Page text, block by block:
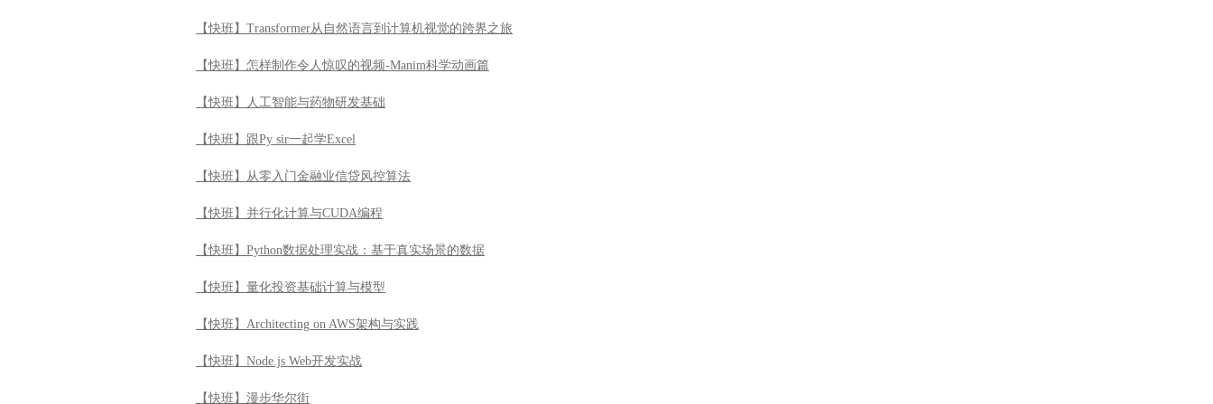
【快班】Transformer从自然语言到计算机视觉的跨界之旅
【快班】怎样制作令人惊叹的视频-Manim科学动画篇
【快班】人工智能与药物研发基础
【快班】跟Py sir一起学Excel
【快班】从零入门金融业信贷风控算法
【快班】并行化计算与CUDA编程
【快班】Python数据处理实战：基于真实场景的数据
【快班】量化投资基础计算与模型
【快班】Architecting on AWS架构与实践
【快班】Node.js Web开发实战
【快班】漫步华尔街